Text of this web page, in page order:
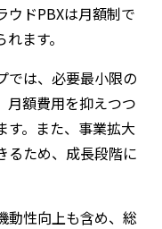
ウドPBXは月額制で
ます。
では、必要最小限の
月額費用を抑えつつ
す。また、事業拡大
るため、成長段階に
動性向上も含め、総